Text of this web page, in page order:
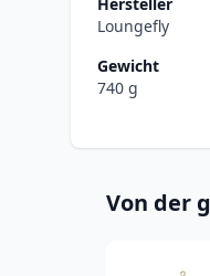
Loungefly
Gewicht
740 g
Von der